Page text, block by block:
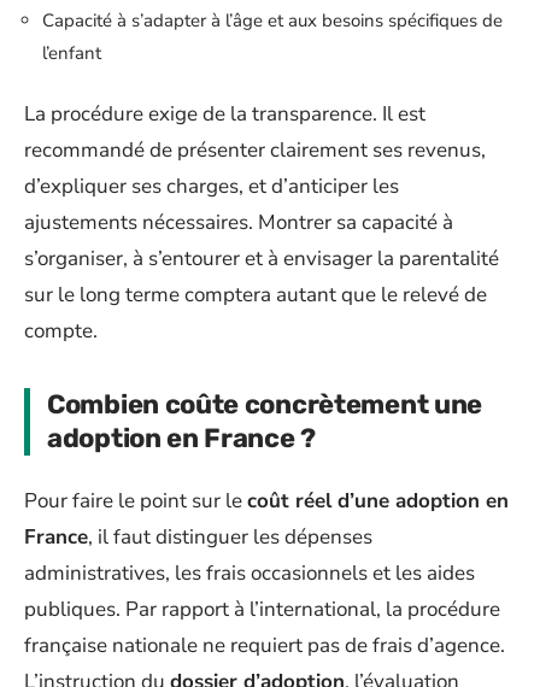
Capacité à s’adapter à l’âge et aux besoins spécifiques de
l’enfant
La procédure exige de la transparence. Il est
recommandé de présenter clairement ses revenus,
d’expliquer ses charges, et d’anticiper les
ajustements nécessaires. Montrer sa capacité à
s’organiser, à s’entourer et à envisager la parentalité
sur le long terme comptera autant que le relevé de
compte.
Combien coûte concrètement une
adoption en France ?
Pour faire le point sur lecoût réel d’une adoption en
France, il faut distinguer les dépenses
administratives, les frais occasionnels et les aides
publiques. Par rapport à l’international, la procédure
française nationale ne requiert pas de frais d’agence.
L’instruction du dossier d’adoption, l’évaluation